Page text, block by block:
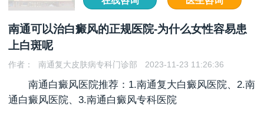
南通可以治白癜风的正规医院-为什么女性容易患
上白斑呢
作者： 南通复大皮肤病专科门诊部 2023-11-23 11:26:36
南通白癜风医院推荐：1.南通复大白癜风医院、2.南
通白癜风医院、3.南通白癜风专科医院